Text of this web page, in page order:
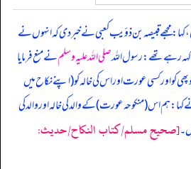
مجھے قبیصہ بن ذؤیب کعبی نے خبر دی کہ انہوں نے
کہہ رہے تھے: رسول اللہصلی اللہ علیہ وسلمنے منع فرمایا
کو اور کسی عورت اور اس کی خالہ کو (اپنے نکاح میں
ہم اس (منکوحہ عورت) کے والد کی خالہ اور والد کی
[صحيح مسلم/كتاب النكاح/حدیث: